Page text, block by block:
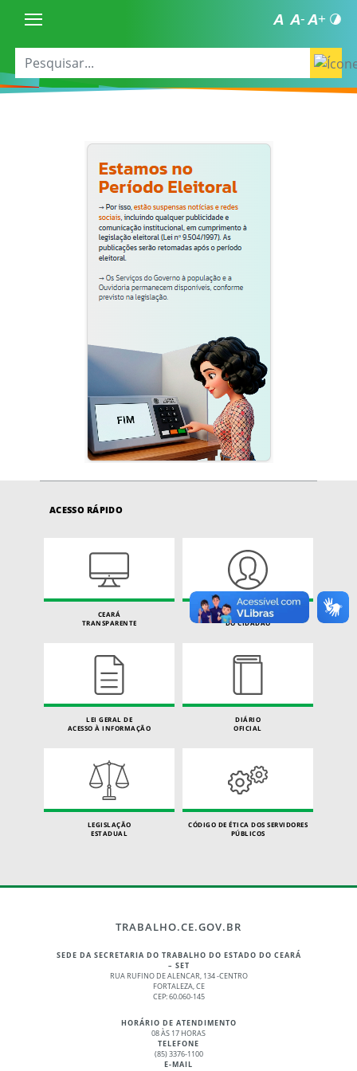
ACESSO RÁPIDO
CEARÁ
TRANSPARENTE
CARTA DE SERVIÇOS
DO CIDADÃO
LEI GERAL DE
ACESSO À INFORMAÇÃO
DIÁRIO
OFICIAL
LEGISLAÇÃO
ESTADUAL
CÓDIGO DE ÉTICA DOS SERVIDORES
PÚBLICOS
TRABALHO.CE.GOV.BR
SEDE DA SECRETARIA DO TRABALHO DO ESTADO DO CEARÁ
– SET
RUA RUFINO DE ALENCAR, 134 -CENTRO
FORTALEZA, CE
CEP: 60.060-145
HORÁRIO DE ATENDIMENTO
08 ÀS 17 HORAS
TELEFONE
(85) 3376-1100
E-MAIL